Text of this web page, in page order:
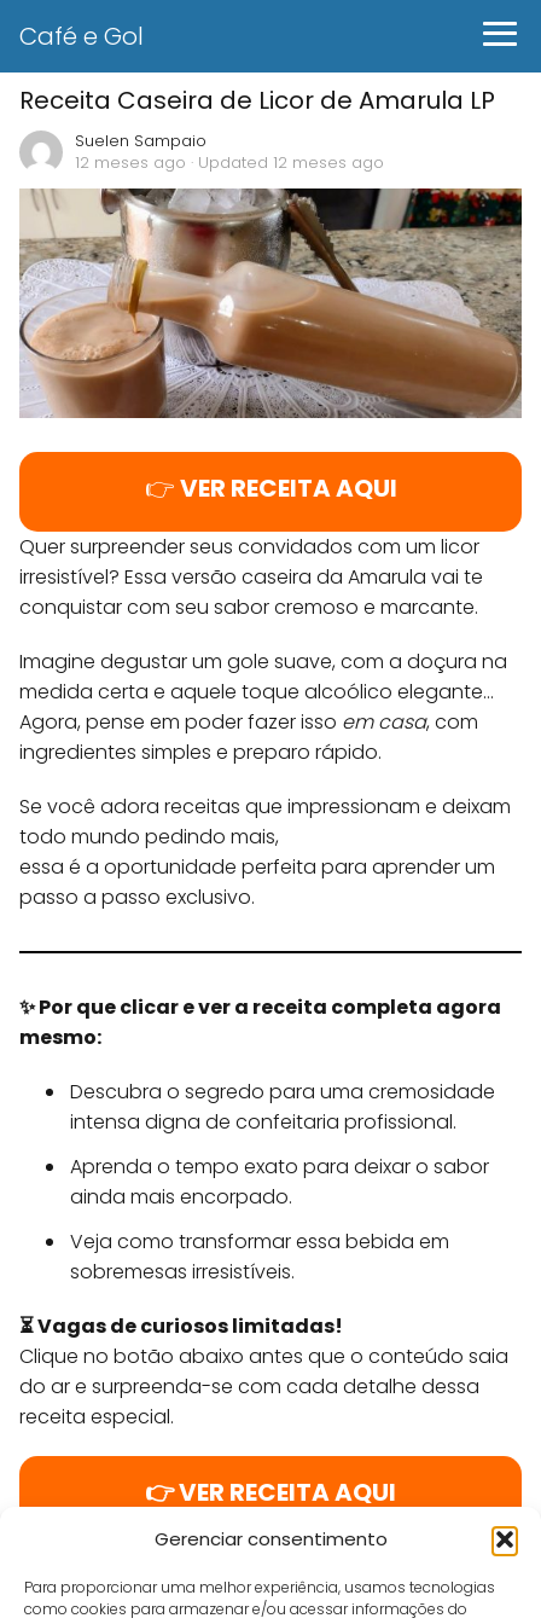
Gerenciar consentimento
Para proporcionar uma melhor experiência, usamos tecnologias
como cookies para armazenar e/ou acessar informações do
Café e Gol
Receita Caseira de Licor de Amarula LP
Suelen Sampaio
12 meses ago · Updated 12 meses ago
👉VER RECEITA AQUI
Quer surpreender seus convidados com um licor
irresistível? Essa versão caseira da Amarula vai te
conquistar com seu sabor cremoso e marcante.
Imagine degustar um gole suave, com a doçura na
medida certa e aquele toque alcoólico elegante…
Agora, pense em poder fazer isso em casa, com
ingredientes simples e preparo rápido.
Se você adora receitas que impressionam e deixam
todo mundo pedindo mais,
essa é a oportunidade perfeita para aprender um
passo a passo exclusivo.
✨ Por que clicar e ver a receita completa agora
mesmo:
Descubra o segredo para uma cremosidade
intensa digna de confeitaria profissional.
Aprenda o tempo exato para deixar o sabor
ainda mais encorpado.
Veja como transformar essa bebida em
sobremesas irresistíveis.
⏳ Vagas de curiosos limitadas!
Clique no botão abaixo antes que o conteúdo saia
do ar e surpreenda-se com cada detalhe dessa
receita especial.
👉 VER RECEITA AQUI
Suelen Sampaio